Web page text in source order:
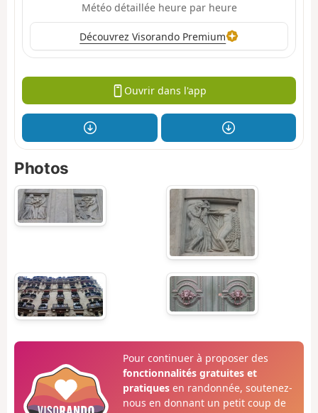
Météo détaillée heure par heure
Découvrez Visorando Premium
Ouvrir dans l'app
Photos
Pour continuer à proposer des
fonctionnalités gratuites et
pratiquesen randonnée, soutenez-
nous en donnant un petit coup de